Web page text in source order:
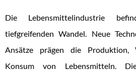
Die Lebensmittelindustrie
tiefgreifenden Wandel. Neue
Ansätze prägen die Produktion,
Konsum von Lebensmitteln.